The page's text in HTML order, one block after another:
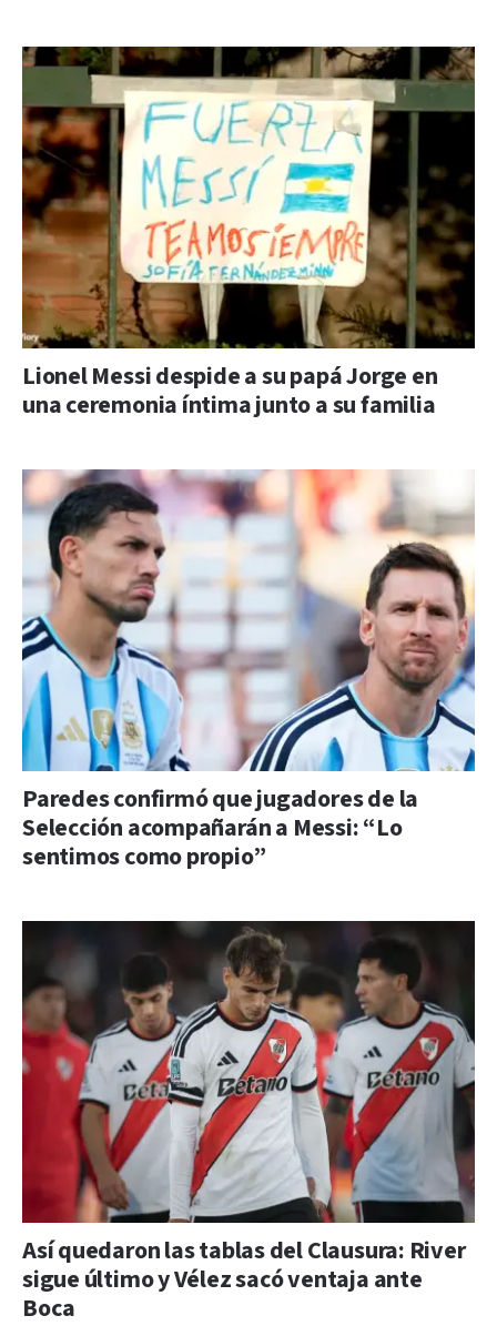
Lionel Messi despide a su papá Jorge en
una ceremonia íntima junto a su familia
Paredes confirmó que jugadores de la
Selección acompañarán a Messi: “Lo
sentimos como propio”
Así quedaron las tablas del Clausura: River
sigue último y Vélez sacó ventaja ante
Boca